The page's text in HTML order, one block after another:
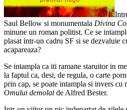
Saul Bellow si monumentala Divina
minune un roman politist. Ce se
plasat intr-un cadru SF si se dezvaluie
acapareaza?
Se intampla ca iti ramane staruitor in
la faptul ca, desi, de regula, o carte
prin cap, se poate intampla si invers cu
Omului demolatde Alfred Bester.